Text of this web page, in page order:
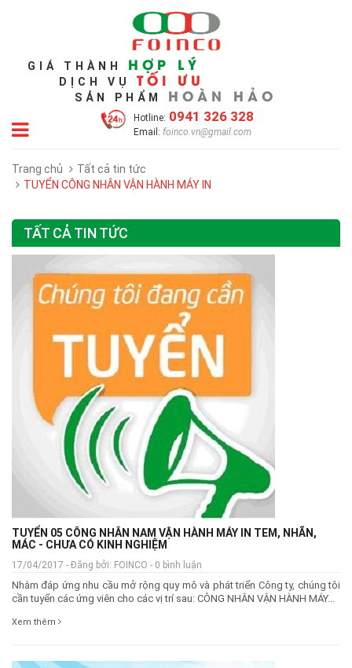
GIÁ THÀNH HỢP LÝ
DỊCH VỤ TỐI ƯU
SẢN PHẨM HOÀN HẢO
Hotline: 0941 326 328
Email: foinco.vn@gmail.com
Trang chủ
Tất cả tin tức
TUYỂN CÔNG NHÂN VẬN HÀNH MÁY IN
TẤT CẢ TIN TỨC
TUYỂN 05 CÔNG NHÂN NAM VẬN HÀNH MÁY IN TEM, NHÃN,
MÁC - CHƯA CÓ KINH NGHIỆM
17/04/2017 - Đăng bởi: FOINCO - 0 bình luận
Nhằm đáp ứng nhu cầu mở rộng quy mô và phát triển Công ty, chúng tôi
cần tuyển các ứng viên cho các vị trí sau: CÔNG NHÂN VẬN HÀNH MÁY...
Xem thêm